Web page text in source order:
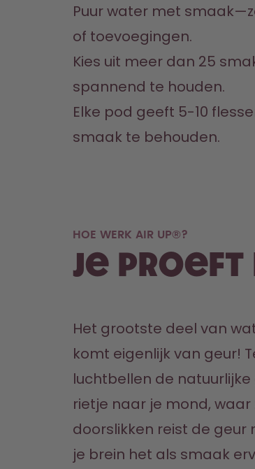
Puur water met
of toevoegingen.
Kies uit meer dan 25
spannend te houden.
Elke pod geeft 5-10
smaak te behouden.
HOE WERK AIR UP®?
Je proeft
Het grootste deel van
komt eigenlijk van geur!
luchtbellen de
rietje naar je mond, waar
doorslikken reist de
je brein het als smaak